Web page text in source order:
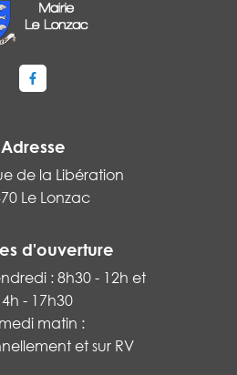
Lien vers le compte Facebook
Adresse
de la Libération
Le Lonzac
d'ouverture
: 8h30 - 12h et
- 17h30
matin :
et sur RV